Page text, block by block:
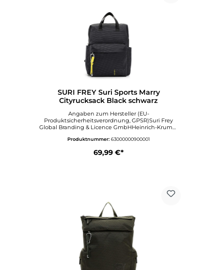
SURI FREY Suri Sports Marry
Cityrucksack Black schwarz
Angaben zum Hersteller (EU-
Produktsicherheitsverordnung, GPSR)Suri Frey
Global Branding & Licence GmbHHeinrich-Krumm
OFFENBACHDeutschlandinfo@surifrey.comwww.sur
Produktnummer: 63000000900001
69,99 €*